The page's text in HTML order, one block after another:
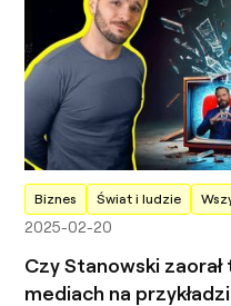
Biznes Świat i ludzie
2025-02-20
Czy Stanowski
mediach na